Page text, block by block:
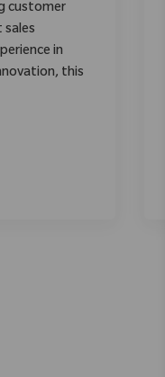
customer
sales
in
this